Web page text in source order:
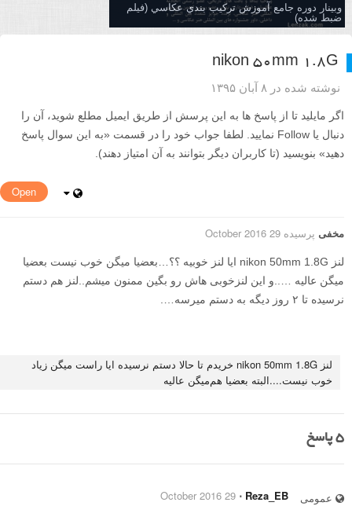
وبینار دوره جامع آموزش تركيب بندي عكاسي (فیلم
ضبط شده)
nikon 50mm 1.8G
نوشته شده در ۸ آبان ۱۳۹۵
اگر مایلید تا از پاسخ ها به این پرسش از طریق ایمیل مطلع شوید، آن را
دنبال یا Follow نمایید. لطفا جواب خود را در قسمت «به این سوال پاسخ
دهید» بنویسید (تا کاربران دیگر بتوانند به آن امتیاز دهند).
Open
مخفی پرسیده 29 October 2016
لنز nikon 50mm 1.8G ایا لنز خوبیه ؟؟…بعضیا میگن خوب نیست بعضیا
میگن عالیه …..و این لنز‌خوبی هاش رو بگین ممنون میشم..لنز هم دستم
نرسیده تا ۲ روز دیگه به دستم میرسه….
لنز nikon 50mm 1.8G خریدم تا حالا دستم نرسیده ایا راست میگن زیاد
خوب نیست....البته بعضیا هم‌میگن عالیه
5پاسخ
عمومی Reza_EB
⋅
29 October 2016